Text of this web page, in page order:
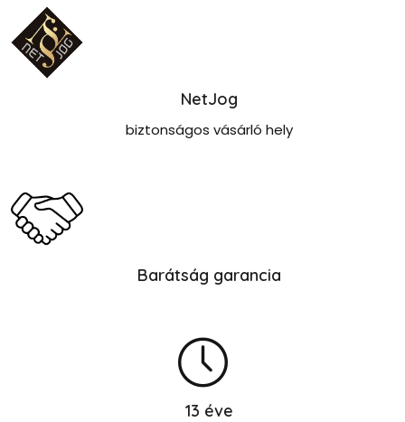
NetJog
biztonságos vásárló hely
Barátság garancia
13 éve